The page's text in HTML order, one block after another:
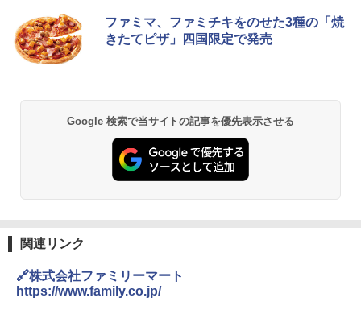
1
シャープ 過熱水蒸気 オーブンレンジ 23
L 1段調理 ホワイト RE-WF232-W シン
プル操作 コンパクト 一人暮らし 二人暮
￥29,192
【セット買い】[山善] スチームオーブン
C-10M(B)
ファミマ、ファミチキをのせた3種の「焼
きたてピザ」四国限定で発売
Google 検索で当サイトの記事を優先表示させる
関連リンク
🔗株式会社ファミリーマート
https://www.family.co.jp/